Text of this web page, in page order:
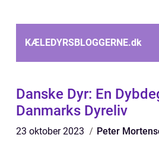
KÆLEDYRSBLOGGERNE.dk
Danske Dyr: En
Danmarks Dyreliv
23 oktober 2023 Peter